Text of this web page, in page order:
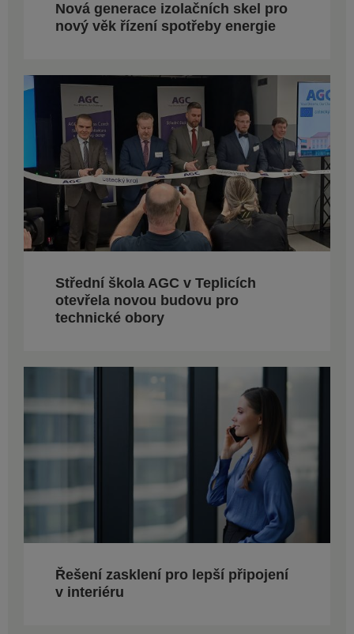
Nová generace izolačních skel pro
nový věk řízení spotřeby energie
Střední škola AGC v Teplicích
otevřela novou budovu pro
technické obory
Řešení zasklení pro lepší připojení
v interiéru